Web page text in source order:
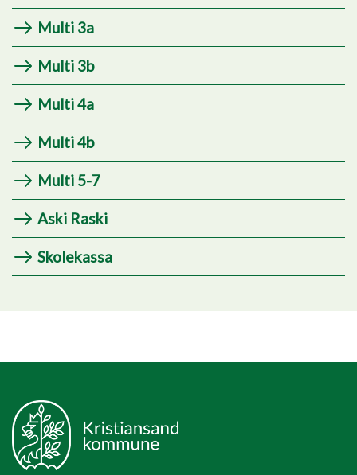
Multi 3a
Multi 3b
Multi 4a
Multi 4b
Multi 5-7
Aski Raski
Skolekassa